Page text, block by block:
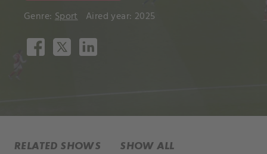
Genre: Sport Aired year: 2025
RELATED SHOWS SHOW ALL